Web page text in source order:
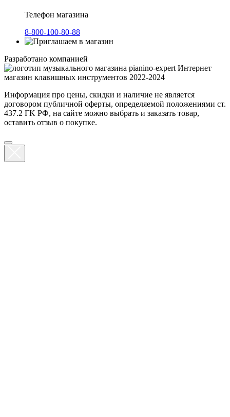
Телефон магазина
8-800-100-80-88
Разработано компанией
Интернет
магазин клавишных инструментов 2022-2024
Информация про цены, скидки и наличие не является
договором публичной оферты, определяемой положениями ст.
437.2 ГK РФ, на сайте можно выбрать и заказать товар,
оставить отзыв о покупке.